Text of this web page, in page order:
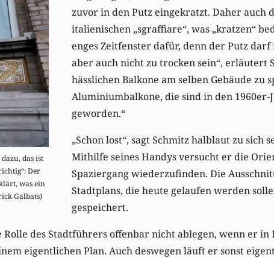
das ist
Der
was ein
Galbats)
zuvor in den Putz eingekratzt. Daher auch
italienischen „sgraffiare“, was „kratzen“
enges Zeitfenster dafür, denn der Putz
aber auch nicht zu trocken sein“, erläutert
hässlichen Balkone am selben Gebäude zu
Aluminiumbalkone, die sind in den 1960er-
geworden.“
„Schon lost“, sagt Schmitz halblaut zu sich
Mithilfe seines Handys versucht er die
Spaziergang wiederzufinden. Die
Stadtplans, die heute gelaufen werden
gespeichert.
Rolle des Stadtführers offenbar nicht ablegen, wenn er in
eigentlichen Plan. Auch deswegen läuft er sonst